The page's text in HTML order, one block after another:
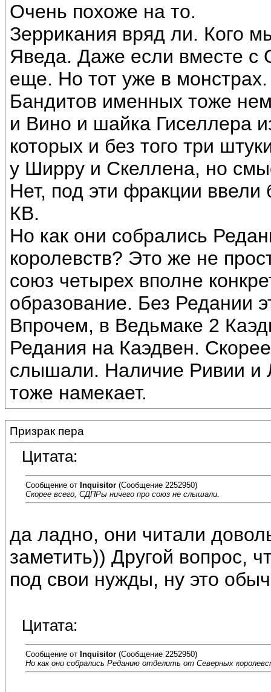
Очень похоже на то.
Зеррикания вряд ли. Кого
Яведа. Даже если вместе с
еще. Но тот уже в монстрах.
Бандитов именных тоже
и Вино и шайка Гиселлера
которых и без того три
у Ширру и Скеллена, но
Нет, под эти фракции ввели
КВ.
Но как они собрались
королевств? Это же не
союз четырех вполне
образование. Без Редании
Впрочем, в Ведьмаке 2
Редания на Каэдвен.
слышали. Наличие Ривии и
тоже намекает.
Призрак пера
Цитата:
Сообщение от Inquisitor (Сообщение 2252950)
Скорее всего, СДПРы ничего про союз не слышали.
да ладно, они читали
заметить)) Другой вопрос,
под свои нужды, ну это
Цитата:
Сообщение от Inquisitor (Сообщение 2252950)
Но как они собрались Реданию отделить от Северных